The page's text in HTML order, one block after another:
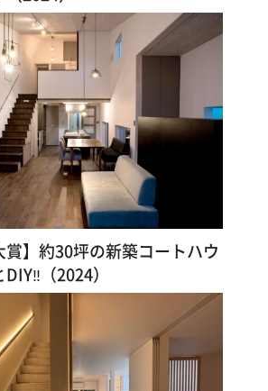
】約30坪の新築コートハウ
（2024）